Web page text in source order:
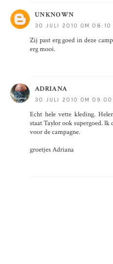
UNKNOWN
30 JULI 2010 OM 08:10
Zij past erg goed in deze
erg mooi.
ADRIANA
30 JULI 2010 OM 09:00
Echt hele vette kleding.
staat Taylor ook supergoed. Ik
voor de campagne.
groetjes Adriana